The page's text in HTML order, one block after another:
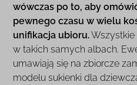
wówczas po to, aby
pewnego czasu w wielu
unifikacja ubioru.
w takich samych albach.
umawiają się na zbiorcze
modelu sukienki dla